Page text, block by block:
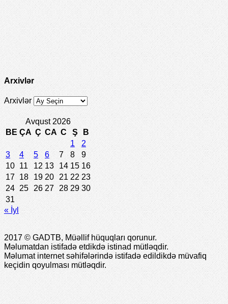
Arxivlər
Arxivlər
Avqust 2026
BE ÇA Ç CA C Ş
B
1
2
3
4 5 6 7 8
9
10 11 12 13 14 15 16
17 18 19 20 21 22 23
24 25 26 27 28 29 30
31
« İyl
2017 © GADTB, Müəllif hüquqları qorunur.
Məlumatdan istifadə etdikdə istinad mütləqdir.
Məlumat internet səhifələrində istifadə edildikdə müvafiq
keçidin qoyulması mütləqdir.